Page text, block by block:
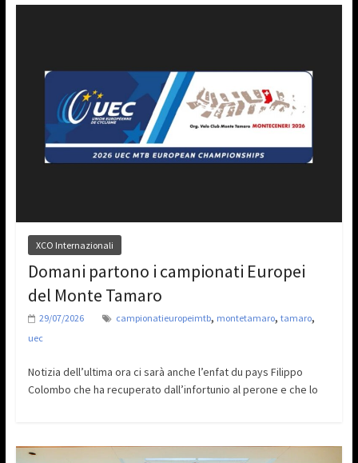
XCO Internazionali
Domani partono i campionati Europei
del Monte Tamaro
29/07/2026 campionatieuropeimtb, montetamaro, tamaro,
uec
Notizia dell’ultima ora ci sarà anche l’enfat du pays Filippo
Colombo che ha recuperato dall’infortunio al perone e che lo